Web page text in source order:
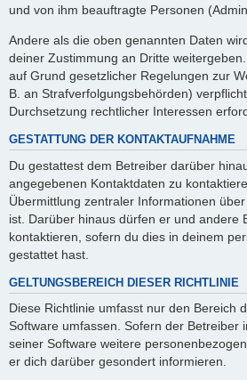
und von ihm beauftragte Personen
Andere als die oben genannten Daten
deiner Zustimmung an Dritte
auf Grund gesetzlicher Regelungen zur
B. an Strafverfolgungsbehörden)
Durchsetzung rechtlicher Interessen
GESTATTUNG DER KONTAKTAUFNAHME
Du gestattest dem Betreiber darüber
angegebenen Kontaktdaten zu
Übermittlung zentraler Informationen
ist. Darüber hinaus dürfen er und andere
kontaktieren, sofern du dies in deinem
gestattet hast.
GELTUNGSBEREICH DIESER RICHTLINIE
Diese Richtlinie umfasst nur den Bereich
Software umfassen. Sofern der Betreiber
seiner Software weitere
er dich darüber gesondert informieren.